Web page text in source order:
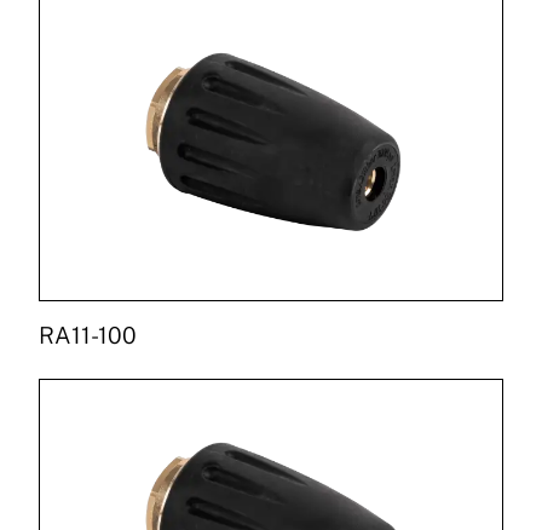
RA11-100